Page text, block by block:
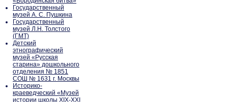
Государственный
музей А. С. Пушкина
Государственный
музей Л.Н. Толстого
(ГМТ)
Детский
этнографический
музей «Русская
старина» дошкольного
отделения № 1851
СОШ № 1631 г. Москвы
Историко-
краеведческий «Музей
истории школы XIX-XXI